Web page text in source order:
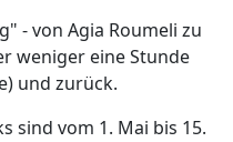
- von Agia Roumeli zu
weniger eine Stunde
und zurück.
sind vom 1. Mai bis 15.